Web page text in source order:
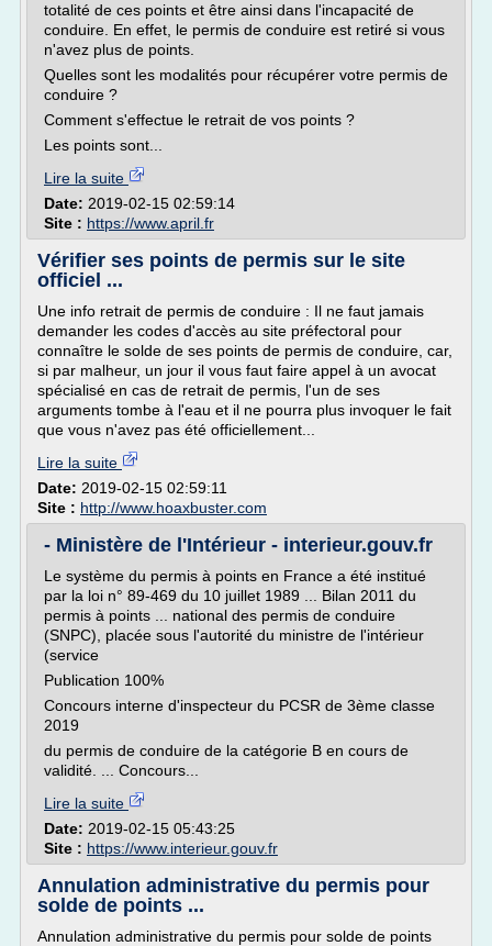
totalité de ces points et être ainsi dans l'incapacité de
conduire. En effet, le permis de conduire est retiré si vous
n'avez plus de points.
Quelles sont les modalités pour récupérer votre permis de
conduire ?
Comment s'effectue le retrait de vos points ?
Les points sont...
Lire la suite
Date: 2019-02-15 02:59:14
Site : https://www.april.fr
Vérifier ses points de permis sur le site
officiel ...
Une info retrait de permis de conduire : Il ne faut jamais
demander les codes d'accès au site préfectoral pour
connaître le solde de ses points de permis de conduire, car,
si par malheur, un jour il vous faut faire appel à un avocat
spécialisé en cas de retrait de permis, l'un de ses
arguments tombe à l'eau et il ne pourra plus invoquer le fait
que vous n'avez pas été officiellement...
Lire la suite
Date: 2019-02-15 02:59:11
Site : http://www.hoaxbuster.com
- Ministère de l'Intérieur - interieur.gouv.fr
Le système du permis à points en France a été institué
par la loi n° 89-469 du 10 juillet 1989 ... Bilan 2011 du
permis à points ... national des permis de conduire
(SNPC), placée sous l'autorité du ministre de l'intérieur
(service
Publication 100%
Concours interne d'inspecteur du PCSR de 3ème classe
2019
du permis de conduire de la catégorie B en cours de
validité. ... Concours...
Lire la suite
Date: 2019-02-15 05:43:25
Site : https://www.interieur.gouv.fr
Annulation administrative du permis pour
solde de points ...
Annulation administrative du permis pour solde de points